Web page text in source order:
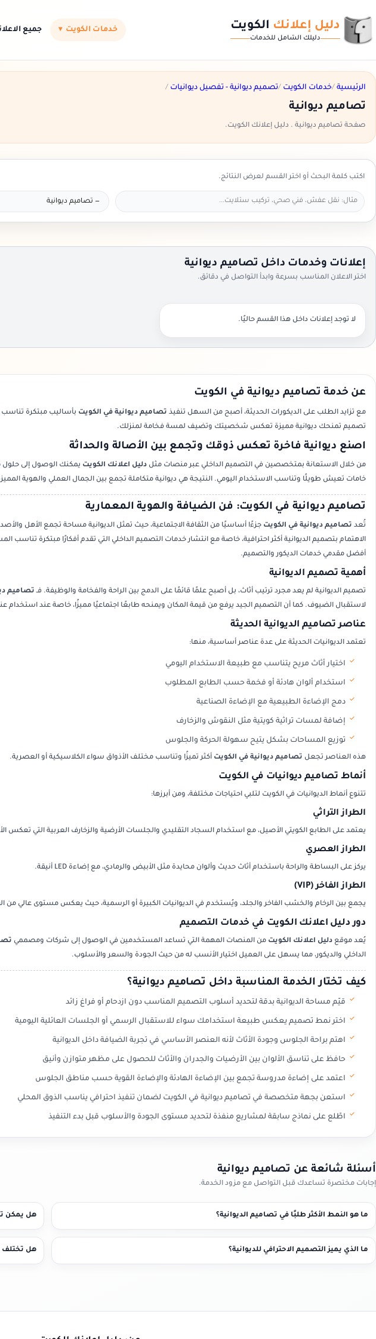
دليل إعلانك الكويت
دليلك الشامل للخدمات
خدمات الكويت ▾ جميع
الرئيسية /خدمات الكويت /تصميم ديوانية - تفصيل ديوانيات /
تصاميم ديوانية
صفحة تصاميم ديوانية . دليل إعلانك الكويت.
اكتب كلمة البحث أو اختر القسم لعرض النتائج.
إعلانات وخدمات داخل تصاميم ديوانية
اختر الاعلان المناسب بسرعة وابدأ التواصل في دقائق.
لا توجد إعلانات داخل هذا القسم حاليًا.
عن خدمة تصاميم ديوانية في الكويت
مع تزايد الطلب على الديكورات الحديثة، أصبح من السهل تنفيذ تصاميم ديوانية في الكويت بأساليب مبتكرة
تصميم تمنحك ديوانية مميزة تعكس شخصيتك وتضيف لمسة فخامة لمنزلك.
اصنع ديوانية فاخرة تعكس ذوقك وتجمع بين الأصالة والحداثة
من خلال الاستعانة بمتخصصين في التصميم الداخلي عبر منصات مثل دليل اعلانك الكويت يمكنك الوصول إلى حلول
خامات تعيش طويلًا وتناسب الاستخدام اليومي. النتيجة هي ديوانية متكاملة تجمع بين الجمال العملي والهوية
تصاميم ديوانية في الكويت: فن الضيافة والهوية المعمارية
تُعد تصاميم ديوانية في الكويت جزءًا أساسيًا من الثقافة الاجتماعية، حيث تمثل الديوانية مساحة تجمع الأهل
الاهتمام بتصميم الديوانية أكثر احترافية، خاصة مع انتشار خدمات التصميم الداخلي التي تقدم أفكارًا مبتكرة تناسب
أفضل مقدمي خدمات الديكور والتصميم.
أهمية تصميم الديوانية
تصميم الديوانية لم يعد مجرد ترتيب أثاث، بل أصبح علمًا قائمًا على الدمج بين الراحة والفخامة والوظيفة. فـ تصاميم
لاستقبال الضيوف. كما أن التصميم الجيد يرفع من قيمة المكان ويمنحه طابعًا اجتماعيًا مميزًا، خاصة عند استخدام
عناصر تصاميم الديوانية الحديثة
تعتمد الديوانيات الحديثة على عدة عناصر أساسية، منها:
اختيار أثاث مريح يتناسب مع طبيعة الاستخدام اليومي
استخدام ألوان هادئة أو فخمة حسب الطابع المطلوب
دمج الإضاءة الطبيعية مع الإضاءة الصناعية
إضافة لمسات تراثية كويتية مثل النقوش والزخارف
توزيع المساحات بشكل يتيح سهولة الحركة والجلوس
هذه العناصر تجعل تصاميم ديوانية في الكويت أكثر تميزًا وتناسب مختلف الأذواق سواء الكلاسيكية أو العصرية.
أنماط تصاميم ديوانيات في الكويت
تتنوع أنماط الديوانيات في الكويت لتلبي احتياجات مختلفة، ومن أبرزها:
الطراز التراثي
يعتمد على الطابع الكويتي الأصيل، مع استخدام السجاد التقليدي والجلسات الأرضية والزخارف العربية التي تعكس
الطراز العصري
يركز على البساطة والراحة باستخدام أثاث حديث وألوان محايدة مثل الأبيض والرمادي، مع إضاءة LED أنيقة.
الطراز الفاخر (VIP)
يجمع بين الرخام والخشب الفاخر والجلد، ويُستخدم في الديوانيات الكبيرة أو الرسمية، حيث يعكس مستوى عالي من
دور دليل اعلانك الكويت في خدمات التصميم
يُعد موقع دليل اعلانك الكويت من المنصات المهمة التي تساعد المستخدمين في الوصول إلى شركات ومصممي
الداخلي والديكور، مما يسهل على العميل اختيار الأنسب له من حيث الجودة والسعر والأسلوب.
كيف تختار الخدمة المناسبة داخل تصاميم ديوانية؟
قيّم مساحة الديوانية بدقة لتحديد أسلوب التصميم المناسب دون ازدحام أو فراغ زائد
اختر نمط تصميم يعكس طبيعة استخدامك سواء للاستقبال الرسمي أو الجلسات العائلية اليومية
اهتم براحة الجلوس وجودة الأثاث لأنه العنصر الأساسي في تجربة الضيافة داخل الديوانية
حافظ على تناسق الألوان بين الأرضيات والجدران والأثاث للحصول على مظهر متوازن وأنيق
اعتمد على إضاءة مدروسة تجمع بين الإضاءة الهادئة والإضاءة القوية حسب مناطق الجلوس
استعن بجهة متخصصة في تصاميم ديوانية في الكويت لضمان تنفيذ احترافي يناسب الذوق المحلي
اطّلع على نماذج سابقة لمشاريع منفذة لتحديد مستوى الجودة والأسلوب قبل بدء التنفيذ
أسئلة شائعة عن تصاميم ديوانية
إجابات مختصرة تساعدك قبل التواصل مع مزود الخدمة.
ما هو النمط الأكثر طلبًا في تصاميم الديوانية؟ هل يمكن
ما الذي يميز التصميم الاحترافي للديوانية؟ هل تختلف